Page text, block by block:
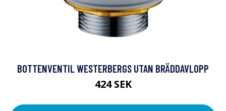
BOTTENVENTIL WESTERBERGS UTAN BRÄDDAVLOPP
424 SEK